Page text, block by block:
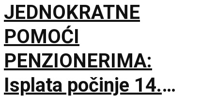
JEDNOKRATNE
POMOĆI
PENZIONERIMA:
Isplata počinje 14.